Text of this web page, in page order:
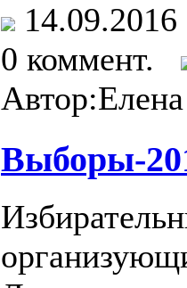
0 коммент.
Выборы-